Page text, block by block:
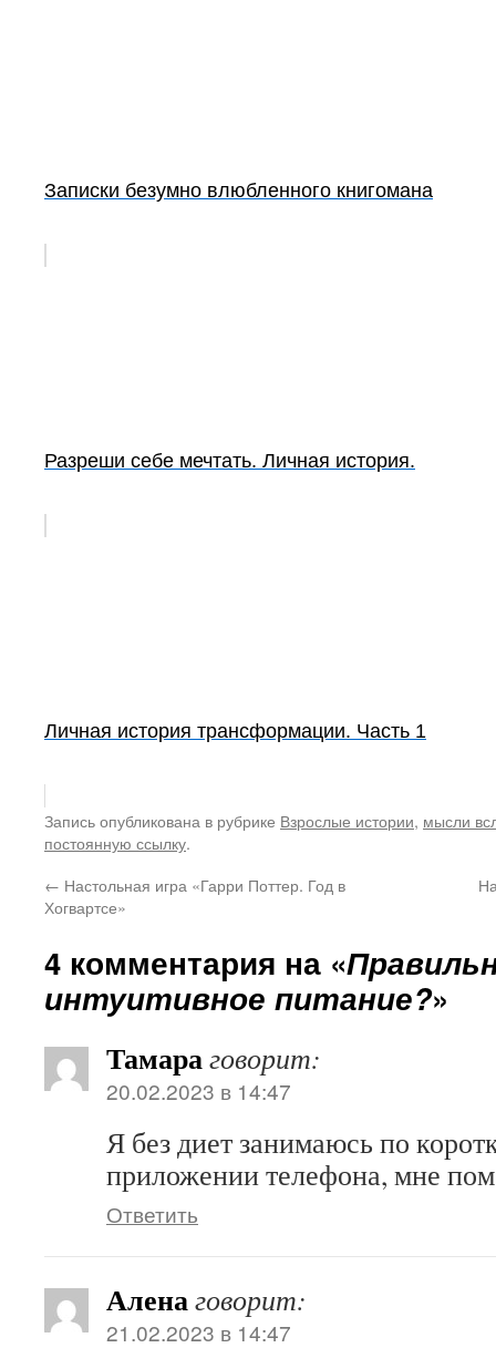
Записки безумно влюбленного книгомана
Разреши себе мечтать. Личная история.
Личная история трансформации. Часть 1
Запись опубликована в рубрике Взрослые истории, мысли
постоянную ссылку.
← Настольная игра «Гарри Поттер. Год в
Хогвартсе»
4 комментария на «
интуитивное питание?»
Тамараговорит:
20.02.2023 в 14:47
Я без диет занимаюсь по
приложении телефона, мне
Ответить
Аленаговорит:
21.02.2023 в 14:47